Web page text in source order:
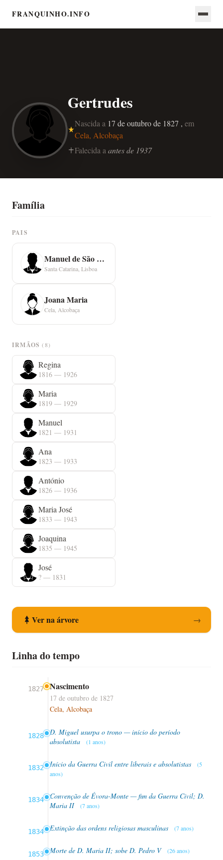
FRANQUINHO.INFO
Gertrudes
Nascida a 17 de outubro de 1827 , em
Cela, Alcobaça
Falecida a antes de 1937
Família
PAIS
Manuel de São Bernardo
Santa Catarina, Lisboa
Joana Maria
Cela, Alcobaça
IRMÃOS(8)
Regina
1816 — 1926
Maria
1819 — 1929
Manuel
1821 — 1931
Ana
1823 — 1933
António
1826 — 1936
Maria José
1833 — 1943
Joaquina
1835 — 1945
José
? — 1831
Ver na árvore →
Linha do tempo
1827 Nascimento
17 de outubro de 1827
Cela, Alcobaça
1828
D. Miguel usurpa o trono — início do período
absolutista
(1 anos)
1832 Início da Guerra Civil entre liberais e absolutistas
(5
anos)
1834
Convenção de Évora-Monte — fim da Guerra Civil; D.
Maria II
(7 anos)
1834 Extinção das ordens religiosas masculinas (7 anos)
1853 Morte de D. Maria II; sobe D. Pedro V (26 anos)